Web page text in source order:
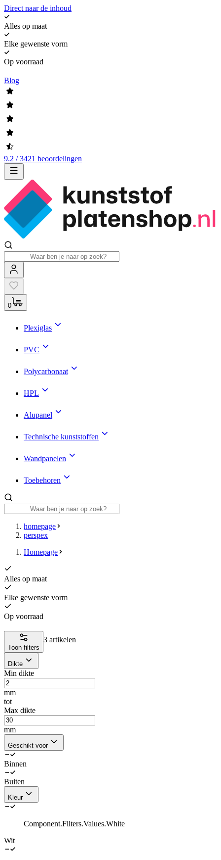
Direct naar de inhoud
Alles op maat
Elke gewenste vorm
Op voorraad
Blog
9.2 / 3421 beoordelingen
0
Plexiglas
PVC
Polycarbonaat
HPL
Alupanel
Technische kunststoffen
Wandpanelen
Toebehoren
homepage
perspex
Homepage
Alles op maat
Elke gewenste vorm
Op voorraad
Toon filters
3 artikelen
Dikte
Min dikte
mm
tot
Max dikte
mm
Geschikt voor
Binnen
Buiten
Kleur
Component.Filters.Values.White
Wit